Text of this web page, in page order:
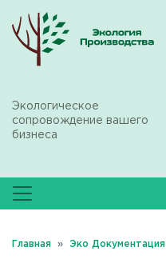
Экологическое
сопровождение вашего
бизнеса
Главная Эко Документация